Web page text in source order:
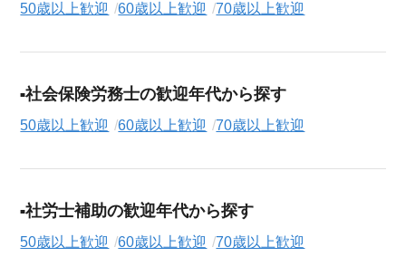
50歳以上歓迎 60歳以上歓迎 70歳以上歓迎
社会保険労務士の歓迎年代から探す
50歳以上歓迎 60歳以上歓迎 70歳以上歓迎
社労士補助の歓迎年代から探す
50歳以上歓迎 60歳以上歓迎 70歳以上歓迎